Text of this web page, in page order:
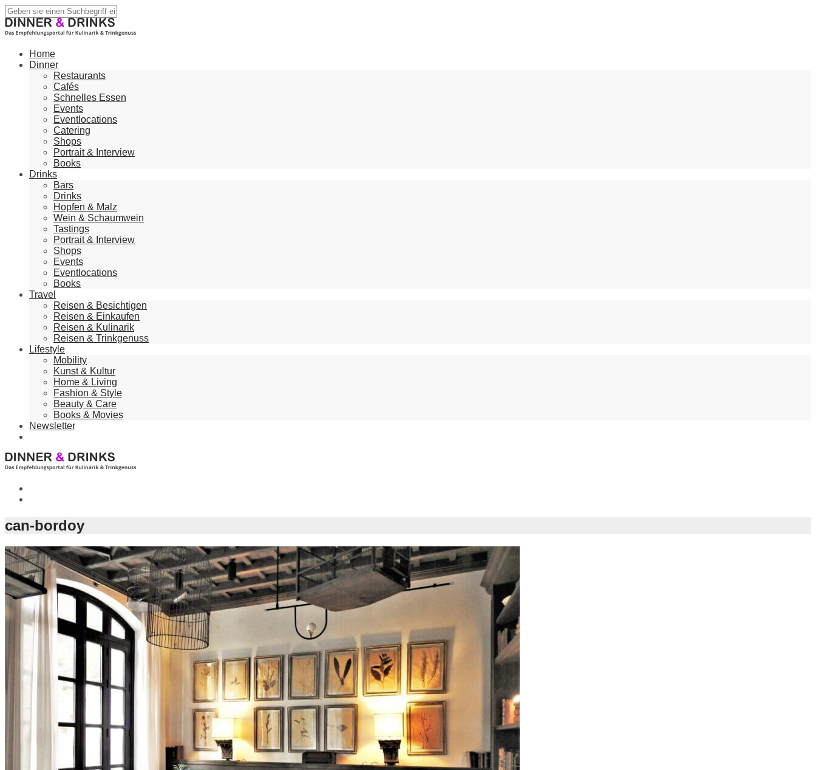
Home
Dinner
Restaurants
Cafés
Schnelles Essen
Events
Eventlocations
Catering
Shops
Portrait & Interview
Books
Drinks
Bars
Drinks
Hopfen & Malz
Wein & Schaumwein
Tastings
Portrait & Interview
Shops
Events
Eventlocations
Books
Travel
Reisen & Besichtigen
Reisen & Einkaufen
Reisen & Kulinarik
Reisen & Trinkgenuss
Lifestyle
Mobility
Kunst & Kultur
Home & Living
Fashion & Style
Beauty & Care
Books & Movies
Newsletter
can-bordoy